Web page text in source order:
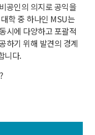
공인의 의지로 공익을
학 중 하나인 MSU는
시에 다양하고 포괄적
하기 위해 발견의 경계
니다.